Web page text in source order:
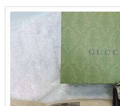
จำนำให้ราคาสูงเสมอ รุ่นที่แนะนำ: iPhone
iPhone 14 Pro / Pro Max iPhone 13
ใช้งานแล้ว เหมาะมากสำหรับคนที่ต้องการ รั
โฟน แบบไม่ต้องขายเครื่องค่ะ Samsung
Samsung เป็นมือถือ Android ที่ราคามือส
เรือธงและรุ่นจอพับ รุ่นที่รับจำนำได้ราคาดี
Samsung Galaxy S23 Ultra Samsung
Samsung Galaxy Z Flip 5 มือถือ
มือสองยังดี✔ ร้านรับจำนำสนใจเป็นพิเศษ